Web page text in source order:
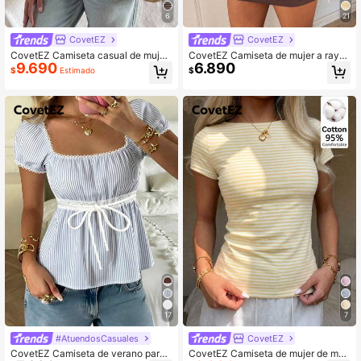
6
CovetEZ
CovetEZ Camiseta casual de mujer
a rayas con cuello cuadrado, mang
a corta y diseño de botones
$9.690 Estimado
17
#AtuendosCasuales
CovetEZ Camiseta de verano para
21
CovetEZ
CovetEZ Camiseta de mujer a rayas
color burdeos, ajuste ceñido manga
corta top básico casual, estilo vinta
anas, Soft Girl/Pure Girl
$6.890
7
CovetEZ
CovetEZ Camiseta de mujer de man